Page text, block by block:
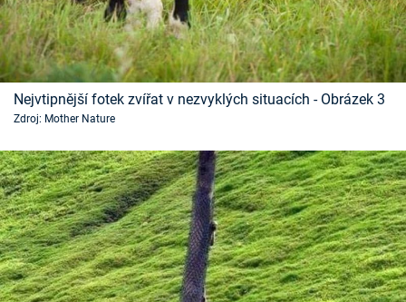
Nejvtipnější fotek zvířat v nezvyklých situacích - Obrázek 3
Zdroj: Mother Nature